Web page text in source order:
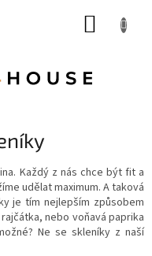
Každý z nás chce být fit a
udělat maximum. A taková
je tím nejlepším způsobem
nebo voňavá paprika
Ne se skleníky z naší